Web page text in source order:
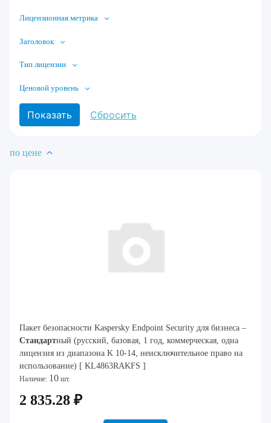
Лицензионная метрика
Заголовок
Тип лицензии
Ценовой уровень
по цене
Пакет безопасности Kaspersky Endpoint Security для бизнеса –
Стандартный (русский, базовая, 1 год, коммерческая, одна
лицензия из диапазона K 10-14, неисключительное право на
использование) [ KL4863RAKFS ]
Наличие: 10 шт.
2 835.28 ₽